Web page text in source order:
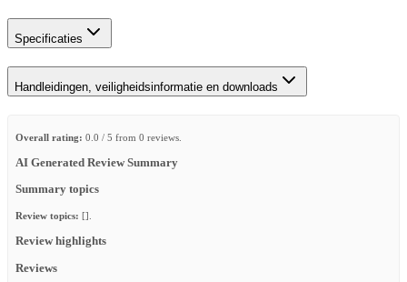
Specificaties
Handleidingen, veiligheidsinformatie en downloads
Overall rating: 0.0 / 5 from 0 reviews.
AI Generated Review Summary
Summary topics
Review topics: [].
Review highlights
Reviews